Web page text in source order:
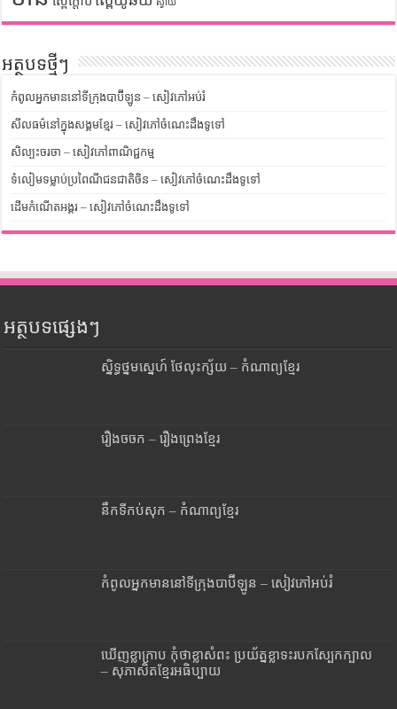
ស្វាយ
អត្ថបទថ្មីៗ
កំពូលអ្នកមាននៅទីក្រុងបាប៊ីឡូន – សៀវភៅអប់រំ
សីលធម៌នៅក្នុងសង្គមខ្មែរ – សៀវភៅចំណេះដឹងទូទៅ
សិល្បះចរចា – សៀវភៅពាណិជ្ជកម្ម
ទំលៀមទម្លាប់ប្រពៃណីជនជាតិចិន – សៀវភៅចំណេះដឹងទូទៅ
ដើមកំណើតអង្គរ – សៀវភៅចំណេះដឹងទូទៅ
អត្ថបទផ្សេងៗ
ស្និទ្ធថ្នមស្នេហ៍ ថែលុះក្ស័យ – កំណាព្យខ្មែរ
រឿងចចក – រឿងព្រេងខ្មែរ
នឹកទីកប់សុក – កំណាព្យខ្មែរ
កំពូលអ្នកមាននៅទីក្រុងបាប៊ីឡូន – សៀវភៅអប់រំ
ឃើញខ្លាក្រាប កុំថាខ្លាសំពះ ប្រយ័ត្នខ្លាទះរបកស្បែកក្បាល
– សុភាសិតខ្មែរអធិប្បាយ